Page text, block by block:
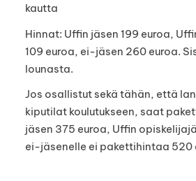
kautta
Hinnat: Uffin jäsen 199 euroa,
109 euroa, ei-jäsen 260 euroa.
lounasta.
Jos osallistut sekä tähän, että
kiputilat koulutukseen, saat
jäsen 375 euroa, Uffin
ei-jäsenelle ei pakettihintaa 520